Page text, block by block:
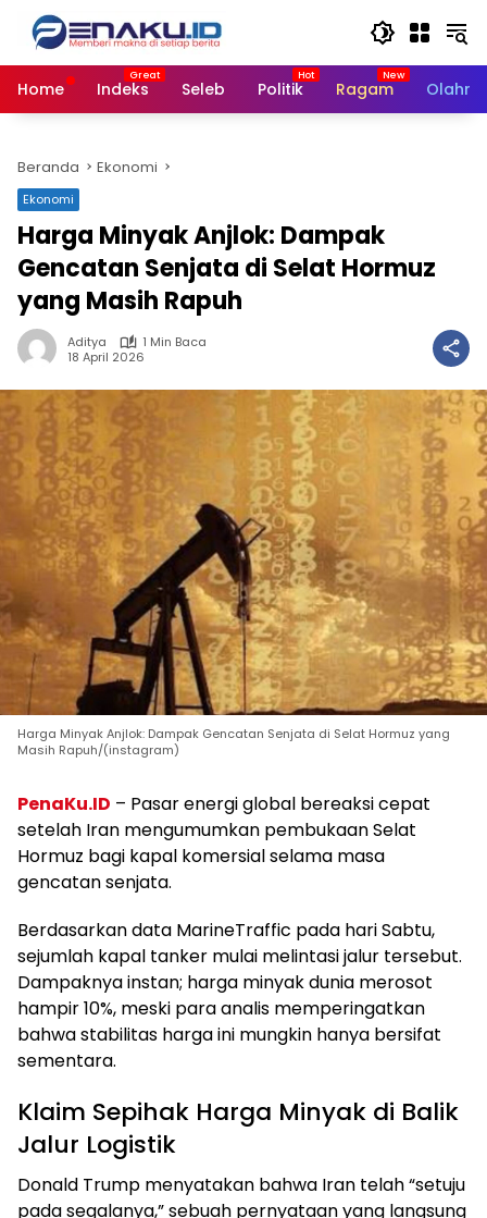
Langsung
konten
Home
Indeks Seleb Politik Ragam
Beranda Ekonomi
Ekonomi
Harga Minyak Anjlok: Dampak
Gencatan Senjata di Selat Hormuz
yang Masih Rapuh
Aditya
1 Min Baca
18 April 2026
Harga Minyak Anjlok: Dampak Gencatan Senjata di Selat Hormuz yang
Masih Rapuh/(instagram)
PenaKu.ID – Pasar energi global bereaksi cepat
setelah Iran mengumumkan pembukaan Selat
Hormuz bagi kapal komersial selama masa
gencatan senjata.
Berdasarkan data MarineTraffic pada hari Sabtu,
sejumlah kapal tanker mulai melintasi jalur tersebut.
Dampaknya instan; harga minyak dunia merosot
hampir 10%, meski para analis memperingatkan
bahwa stabilitas harga ini mungkin hanya bersifat
sementara.
Klaim Sepihak Harga Minyak di Balik
Jalur Logistik
Donald Trump menyatakan bahwa Iran telah “setuju
pada segalanya,” sebuah pernyataan yang langsung